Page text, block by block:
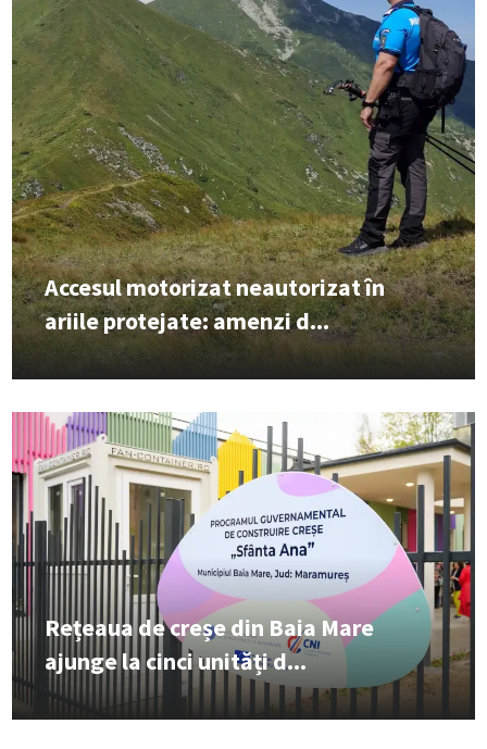
Accesul motorizat neautorizat în
ariile protejate: amenzi d...
Rețeaua de creșe din Baia Mare
ajunge la cinci unități d...